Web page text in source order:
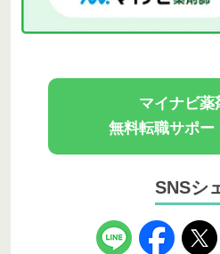
マイナビ薬
無料転職サポー
SNSシ